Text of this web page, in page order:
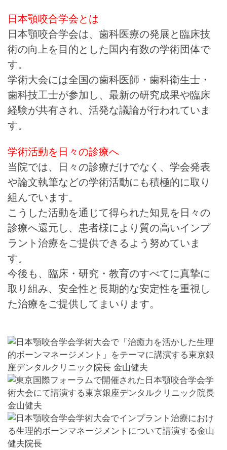
日本顎咬合学会とは
日本顎咬合学会は、歯科医療の発展と臨床技
術の向上を目的とした国内有数の学術団体で
す。
学術大会には全国の歯科医師・歯科衛生士・
歯科技工士が参加し、最新の研究成果や臨床
経験が共有され、活発な議論が行われていま
す。
学術活動を日々の診療へ
当院では、日々の診療だけでなく、学会発表
や論文執筆などの学術活動にも積極的に取り
組んでいます。
こうした活動を通じて得られた知見を日々の
診療へ還元し、患者様により質の高いインプ
ラント治療をご提供できるよう努めていま
す。
今後も、臨床・研究・教育のすべてに真摯に
取り組み、安全性と長期的な安定性を重視し
た治療をご提供してまいります。